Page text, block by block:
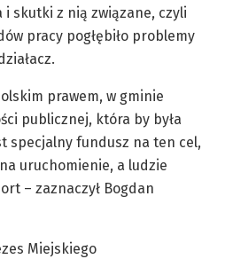
skutki z nią związane, czyli
pracy pogłębiło problemy
prawem, w gminie
publicznej, która by była
specjalny fundusz na ten cel,
uruchomienie, a ludzie
– zaznaczył Bogdan
Miejskiego